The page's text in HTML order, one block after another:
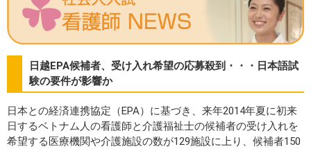
日越EPA候補者、受け入れ希望の応募殺到・・・日本語試
験の要件が影響か
日本との経済連携協定（EPA）に基づき、来年2014年夏に初来
日するベトナム人の看護師と介護福祉士の候補者の受け入れを
希望する医療機関や介護施設の数が129施設に上り、候補者150